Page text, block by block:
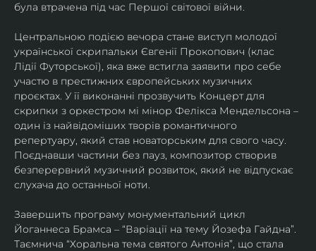
була втрачена під час Першої світової війни.
Центральною подією вечора стане виступ молодої
української скрипальки Євгенії Прокопович (клас
Лідії Футорської), яка вже встигла заявити про себе
участю в престижних європейських музичних
проєктах. У її виконанні прозвучить Концерт для
скрипки з оркестром мі мінор Фелікса Мендельсона –
один із найвідоміших творів романтичного
репертуару, який став новаторським для свого часу.
Поєднавши частини без пауз, композитор створив
безперервний музичний розвиток, який не відпускає
слухача до останньої ноти.
Завершить програму монументальний цикл
Йоганнеса Брамса – “Варіації на тему Йозефа Гайдна”.
Таємнича “Хоральна тема святого Антонія”, що стала